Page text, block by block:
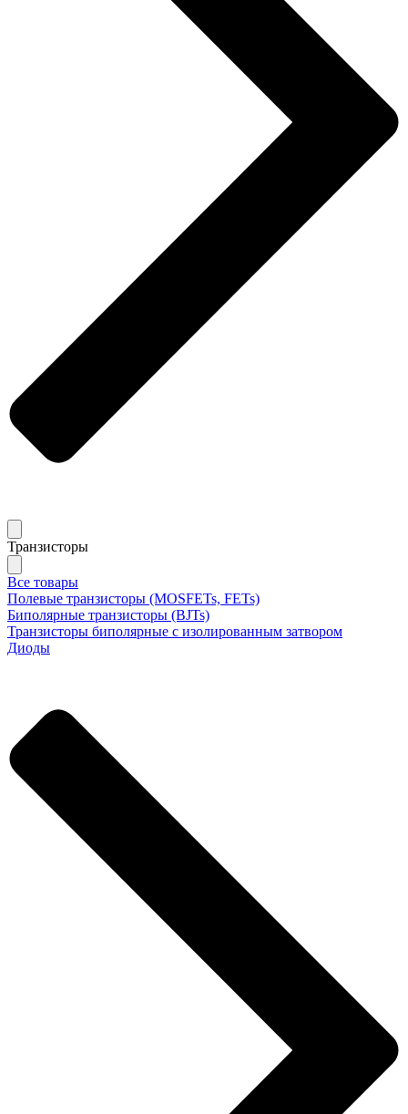
Транзисторы
Все товары
Полевые транзисторы (MOSFETs, FETs)
Биполярные транзисторы (BJTs)
Транзисторы биполярные с изолированным затвором
Диоды